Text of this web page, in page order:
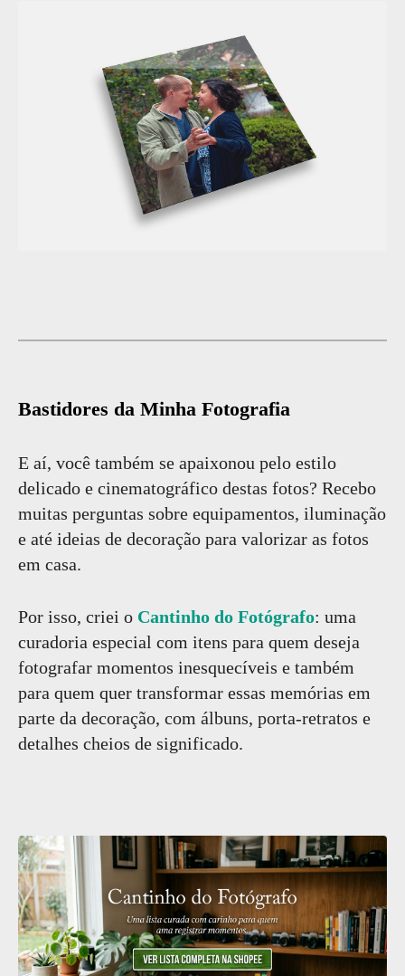
Bastidores da Minha Fotografia
E aí, você também se apaixonou pelo estilo
delicado e cinematográfico destas fotos? Recebo
muitas perguntas sobre equipamentos, iluminação
e até ideias de decoração para valorizar as fotos
em casa.
Por isso, criei o Cantinho do Fotógrafo: uma
curadoria especial com itens para quem deseja
fotografar momentos inesquecíveis e também
para quem quer transformar essas memórias em
parte da decoração, com álbuns, porta-retratos e
detalhes cheios de significado.